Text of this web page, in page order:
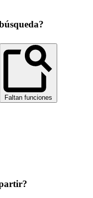
Faltan funciones